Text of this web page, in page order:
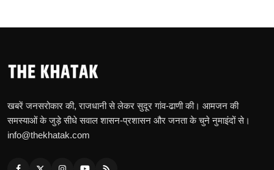
खबरें जनसरोकार की, राजधानी से लेकर सुदूर गांव-ढाणी की। आमजन की
समस्याओं के जुड़े सीधे सवाल शासन-प्रशासन और जनता के चुने नुमाइंदों से।
info@thekhatak.com